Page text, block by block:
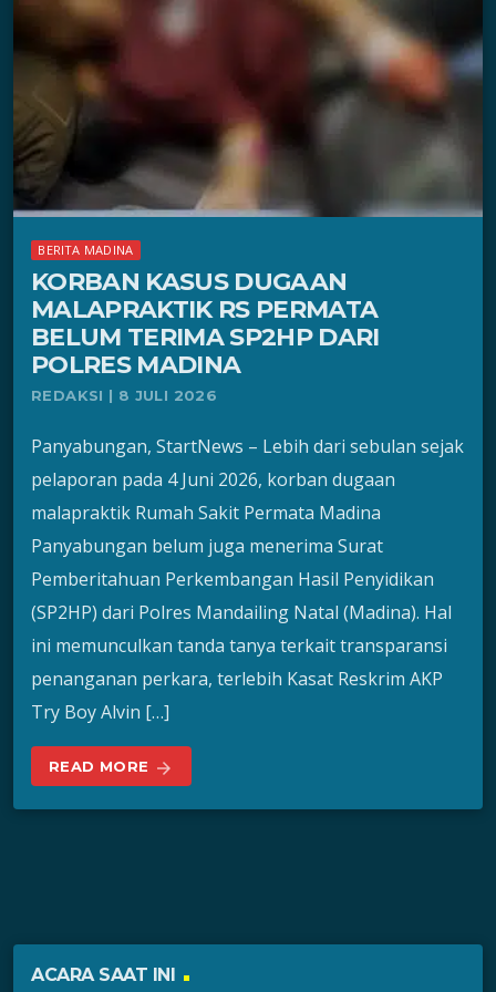
BERITA MADINA
KORBAN KASUS DUGAAN
MALAPRAKTIK RS PERMATA
BELUM TERIMA SP2HP DARI
POLRES MADINA
REDAKSI | 8 JULI 2026
Panyabungan, StartNews – Lebih dari sebulan sejak
pelaporan pada 4 Juni 2026, korban dugaan
malapraktik Rumah Sakit Permata Madina
Panyabungan belum juga menerima Surat
Pemberitahuan Perkembangan Hasil Penyidikan
(SP2HP) dari Polres Mandailing Natal (Madina). Hal
ini memunculkan tanda tanya terkait transparansi
penanganan perkara, terlebih Kasat Reskrim AKP
Try Boy Alvin […]
READ MORE arrow_forward
ACARA SAAT INI